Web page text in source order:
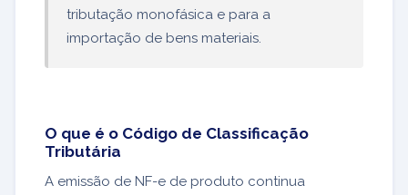
tributação monofásica e para a
importação de bens materiais.
O que é o Código de Classificação
Tributária
A emissão de NF-e de produto continua